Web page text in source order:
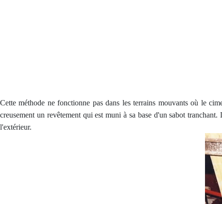
Cette méthode ne fonctionne pas dans les terrains mouvants où le
creusement un revêtement qui est muni à sa base d'un sabot
l'extérieur.